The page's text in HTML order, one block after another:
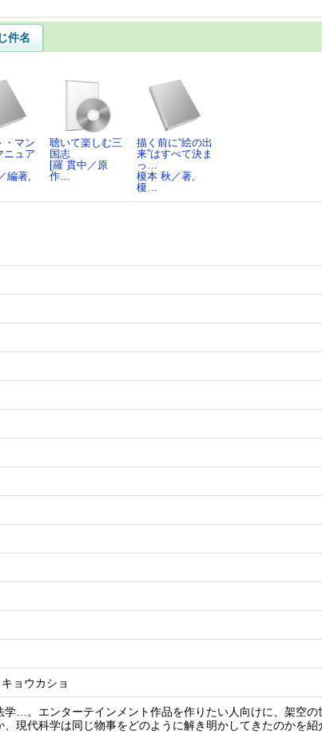
件名
・マン
ニュア
編著,
聴いて楽しむ三
国志
[羅 貫中／原
作…
描く前に“絵の出
来”はすべて決ま
っ…
榎本 秋／著,
榎…
書
ョウカショ
…。エンターテインメント作品を作りたい人向けに、架空の
現代科学は同じ物事をどのように解き明かしてきたのかを紹